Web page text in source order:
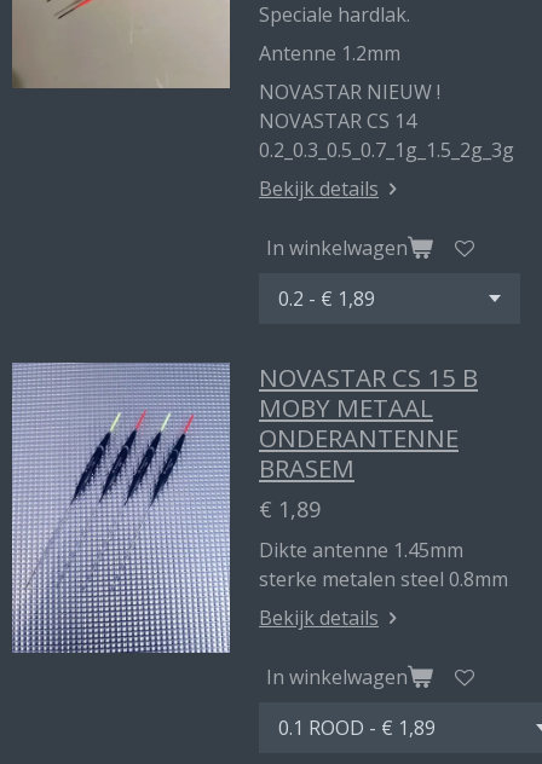
Speciale hardlak.
Antenne 1.2mm
NOVASTAR NIEUW !
NOVASTAR CS 14
0.2_0.3_0.5_0.7_1g_1.5_2g_3g
Bekijk details
In winkelwagen
NOVASTAR CS 15 B
MOBY METAAL
ONDERANTENNE
BRASEM
€ 1,89
Dikte antenne 1.45mm
sterke metalen steel 0.8mm
Bekijk details
In winkelwagen